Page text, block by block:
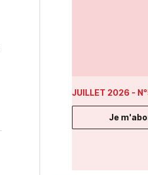
JUILLET 2026 -
Je